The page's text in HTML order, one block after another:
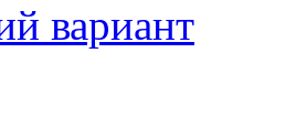
вариант